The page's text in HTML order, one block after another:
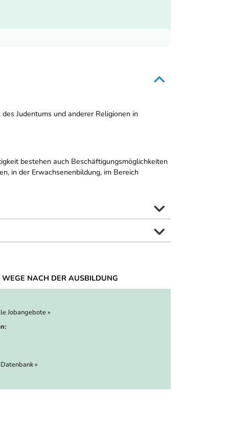
Judentums und anderer Religionen in
bestehen auch Beschäftigungsmöglichkeiten
in der Erwachsenenbildung, im Bereich
WEGE NACH DER AUSBILDUNG
Jobangebote »
»